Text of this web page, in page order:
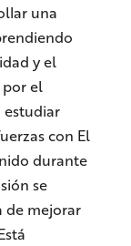
una
y el
por el
estudiar
con El
durante
se
de mejorar